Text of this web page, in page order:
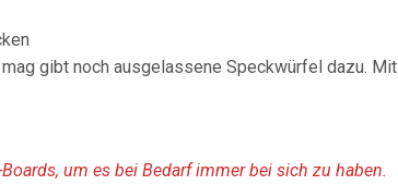
gibt noch ausgelassene Speckwürfel dazu. Mit
um es bei Bedarf immer bei sich zu haben.